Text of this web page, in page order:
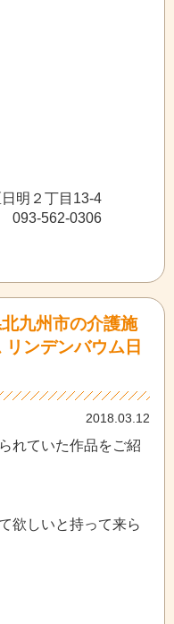
明２丁目13-4
562-0306
九州市の介護施
ンデンバウム日
2018.03.12
れていた作品をご紹
欲しいと持って来ら